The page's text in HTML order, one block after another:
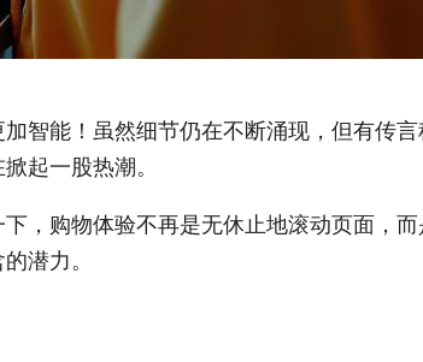
智能！虽然细节仍在不断涌现，但有传
起一股热潮。
，购物体验不再是无休止地滚动页面，
潜力。